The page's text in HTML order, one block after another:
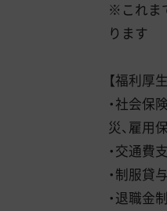
※これま
ります
【福利厚生
・社会保
災、雇用
・交通費
・制服貸与
・退職金